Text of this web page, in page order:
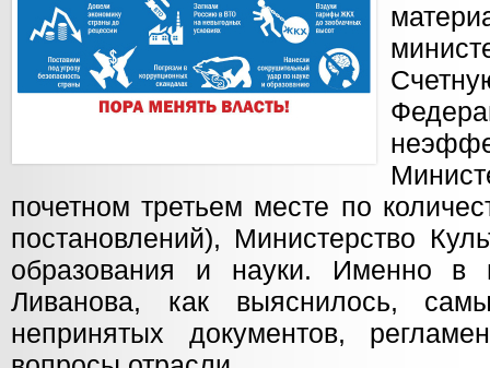
почетном третьем месте по
постановлений), Министерство
образования и науки. Именно в
Ливанова, как выяснилось,
непринятых документов,